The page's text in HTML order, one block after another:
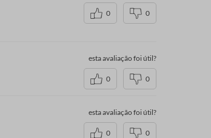
0 0
esta avaliação foi útil?
0 0
esta avaliação foi útil?
0 0